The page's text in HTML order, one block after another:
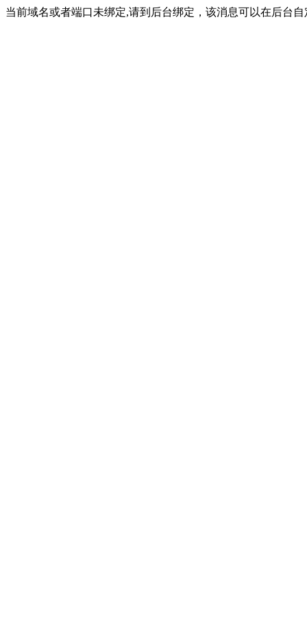
当前域名或者端口未绑定,请到后台绑定，该消息可以在后台自